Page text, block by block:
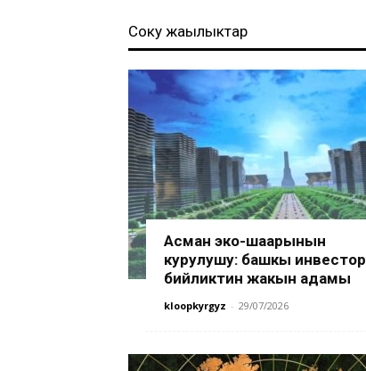
Соңку жаңылыктар
Асман эко-шаарынын
курулушу: башкы инвестор
бийликтин жакын адамы
kloopkyrgyz - 29/07/2026